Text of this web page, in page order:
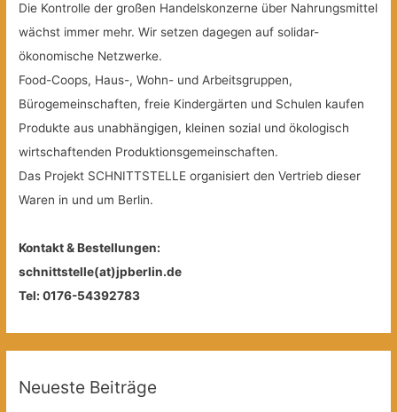
Die Kontrolle der großen Handelskonzerne über Nahrungsmittel
wächst immer mehr. Wir setzen dagegen auf solidar-
ökonomische Netzwerke.
Food-Coops, Haus-, Wohn- und Arbeitsgruppen,
Bürogemeinschaften, freie Kindergärten und Schulen kaufen
Produkte aus unabhängigen, kleinen sozial und ökologisch
wirtschaftenden Produktionsgemeinschaften.
Das Projekt SCHNITTSTELLE organisiert den Vertrieb dieser
Waren in und um Berlin.
Kontakt & Bestellungen:
schnittstelle(at)jpberlin.de
Tel: 0176-54392783
Neueste Beiträge